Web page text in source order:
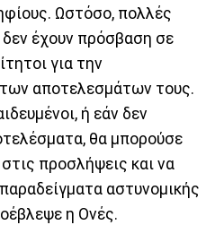
Ωστόσο, πολλές
έχουν πρόσβαση σε
για την
των αποτελεσμάτων τους.
ή εάν δεν
θα μπορούσε
προσλήψεις και να
αστυνομικής
η Ονές.